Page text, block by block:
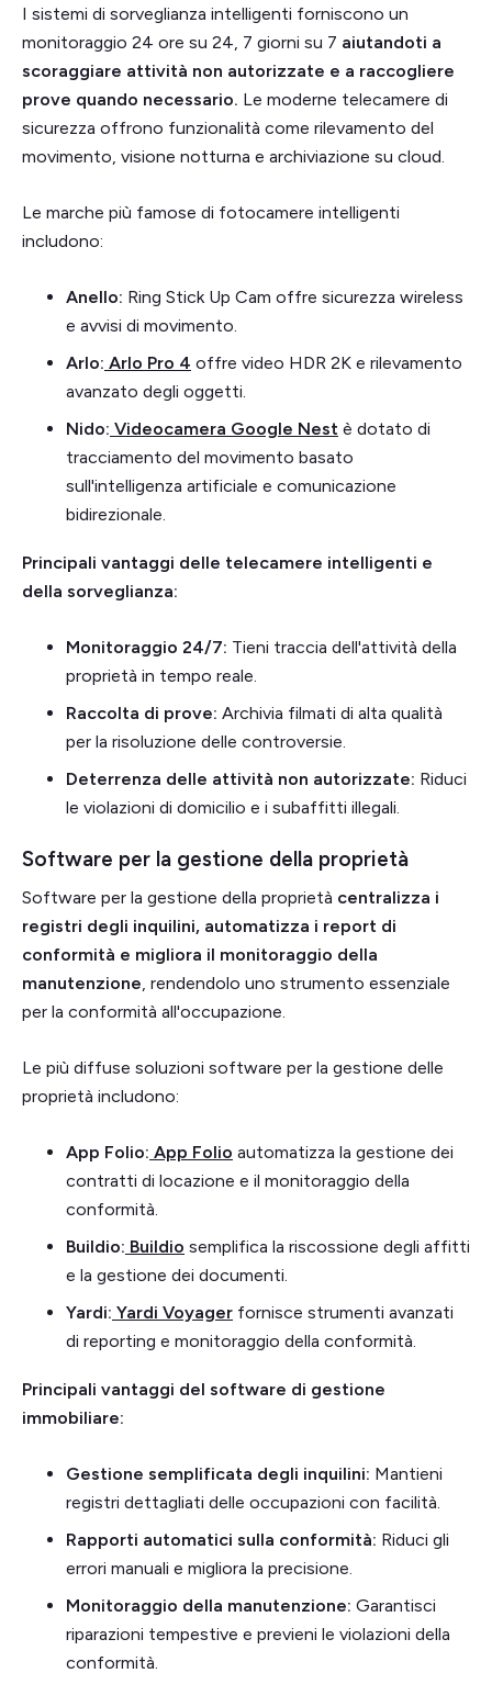
I sistemi di sorveglianza intelligenti forniscono un
monitoraggio 24 ore su 24, 7 giorni su 7 aiutandoti a
scoraggiare attività non autorizzate e a raccogliere
prove quando necessario. Le moderne telecamere di
sicurezza offrono funzionalità come rilevamento del
movimento, visione notturna e archiviazione su cloud.
Le marche più famose di fotocamere intelligenti
includono:
Anello: Ring Stick Up Cam offre sicurezza wireless
e avvisi di movimento.
Arlo: Arlo Pro 4 offre video HDR 2K e rilevamento
avanzato degli oggetti.
Nido: Videocamera Google Nest è dotato di
tracciamento del movimento basato
sull'intelligenza artificiale e comunicazione
bidirezionale.
Principali vantaggi delle telecamere intelligenti e
della sorveglianza:
Monitoraggio 24/7: Tieni traccia dell'attività della
proprietà in tempo reale.
Raccolta di prove: Archivia filmati di alta qualità
per la risoluzione delle controversie.
Deterrenza delle attività non autorizzate: Riduci
le violazioni di domicilio e i subaffitti illegali.
Software per la gestione della proprietà
Software per la gestione della proprietà centralizza i
registri degli inquilini, automatizza i report di
conformità e migliora il monitoraggio della
manutenzione, rendendolo uno strumento essenziale
per la conformità all'occupazione.
Le più diffuse soluzioni software per la gestione delle
proprietà includono:
App Folio: App Folio automatizza la gestione dei
contratti di locazione e il monitoraggio della
conformità.
Buildio: Buildio semplifica la riscossione degli affitti
e la gestione dei documenti.
Yardi: Yardi Voyager fornisce strumenti avanzati
di reporting e monitoraggio della conformità.
Principali vantaggi del software di gestione
immobiliare:
Gestione semplificata degli inquilini: Mantieni
registri dettagliati delle occupazioni con facilità.
Rapporti automatici sulla conformità: Riduci gli
errori manuali e migliora la precisione.
Monitoraggio della manutenzione: Garantisci
riparazioni tempestive e previeni le violazioni della
conformità.